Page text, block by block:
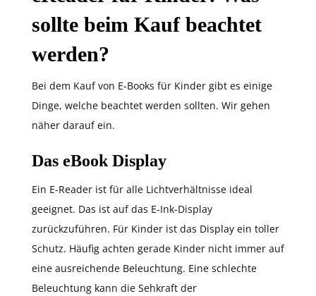
sollte beim Kauf beachtet
werden?
Bei dem Kauf von E-Books für Kinder gibt es einige
Dinge, welche beachtet werden sollten. Wir gehen
näher darauf ein.
Das eBook Display
Ein E-Reader ist für alle Lichtverhältnisse ideal
geeignet. Das ist auf das E-Ink-Display
zurückzuführen. Für Kinder ist das Display ein toller
Schutz. Häufig achten gerade Kinder nicht immer auf
eine ausreichende Beleuchtung. Eine schlechte
Beleuchtung kann die Sehkraft der